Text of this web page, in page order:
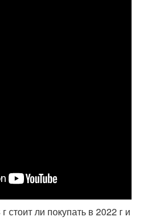
стоит ли покупать в 2022 г и